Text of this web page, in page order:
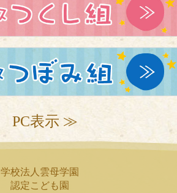
PC表示 ≫
学校法人雲母学園
認定こども園